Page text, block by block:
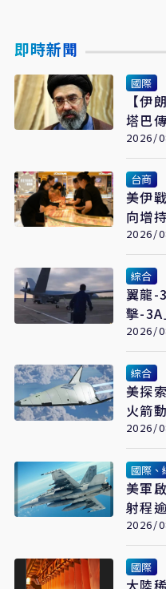
即時新聞
國際
【伊
塔巴
證實
2026/
台商
美伊
向增
2026/
綜合
翼龍-
擊-
2026/
綜合
美探
火箭
2026/
國際、
美軍
射程
外打
2026/
國際
大陸